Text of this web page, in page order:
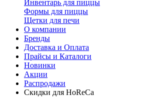
Инвентарь для пиццы
Формы для пиццы
Щетки для печи
О компании
Бренды
Доставка и Оплата
Прайсы и Каталоги
Новинки
Акции
Распродажи
Скидки для HoReCa